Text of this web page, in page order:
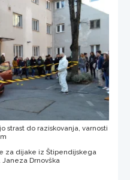
strast do raziskovanja, varnosti
za dijake iz Štipendijskega
Janeza Drnovška